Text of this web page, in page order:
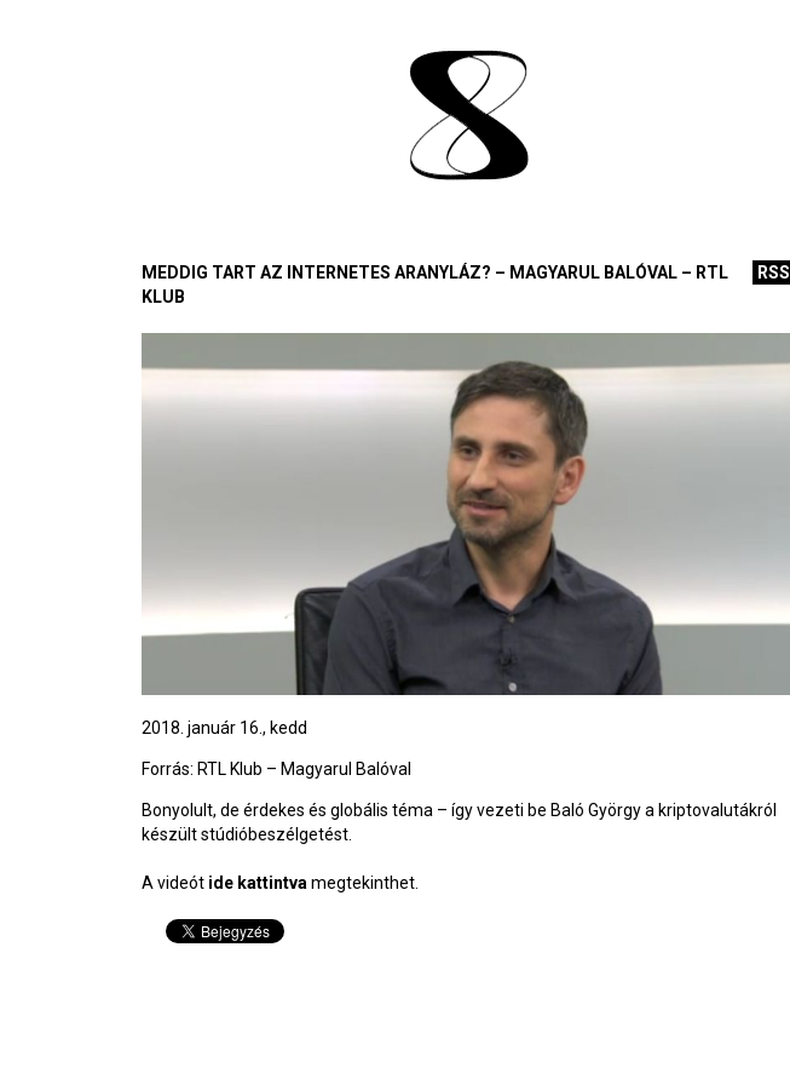
RSS
MEDDIG TART AZ INTERNETES ARANYLÁZ? – MAGYARUL BALÓVAL – RTL
KLUB
2018. január 16., kedd
Forrás: RTL Klub – Magyarul Balóval
Bonyolult, de érdekes és globális téma – így vezeti be Baló György a kriptovalutákról
készült stúdióbeszélgetést.
A videót ide kattintvamegtekinthet.